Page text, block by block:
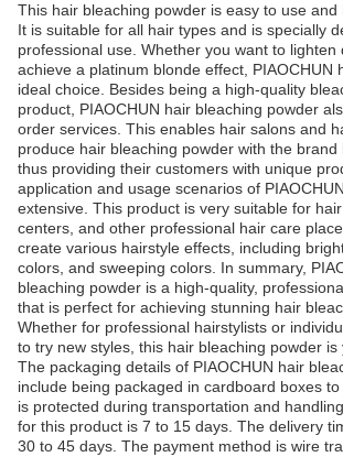
This hair bleaching powder is easy to use and
It is suitable for all hair types and is specially
professional use. Whether you want to lighten
achieve a platinum blonde effect, PIAOCHUN
ideal choice. Besides being a high-quality
product, PIAOCHUN hair bleaching powder
order services. This enables hair salons and
produce hair bleaching powder with the brand
thus providing their customers with unique
application and usage scenarios of
extensive. This product is very suitable for
centers, and other professional hair care
create various hairstyle effects, including
colors, and sweeping colors. In summary,
bleaching powder is a high-quality,
that is perfect for achieving stunning hair
Whether for professional hairstylists or
to try new styles, this hair bleaching powder is
The packaging details of PIAOCHUN hair
include being packaged in cardboard boxes
is protected during transportation and
for this product is 7 to 15 days. The delivery
30 to 45 days. The payment method is wire